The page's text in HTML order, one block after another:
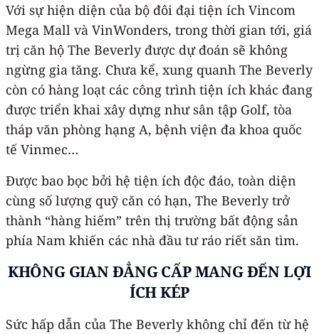
Với sự hiện diện của bộ đôi đại tiện ích Vincom
Mega Mall và VinWonders, trong thời gian tới, giá
trị căn hộ The Beverly được dự đoán sẽ không
ngừng gia tăng. Chưa kể, xung quanh The Beverly
còn có hàng loạt các công trình tiện ích khác đang
được triển khai xây dựng như sân tập Golf, tòa
tháp văn phòng hạng A, bệnh viện đa khoa quốc
tế Vinmec…
Được bao bọc bởi hệ tiện ích độc đáo, toàn diện
cùng số lượng quỹ căn có hạn, The Beverly trở
thành “hàng hiếm” trên thị trường bất động sản
phía Nam khiến các nhà đầu tư ráo riết săn tìm.
KHÔNG GIAN ĐẲNG CẤP MANG ĐẾN LỢI
ÍCH KÉP
Sức hấp dẫn của The Beverly không chỉ đến từ hệ